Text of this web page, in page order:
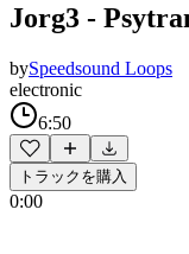
Jorg3 -
bySpeedsound Loops
electronic
6:50
トラックを購入
0:00